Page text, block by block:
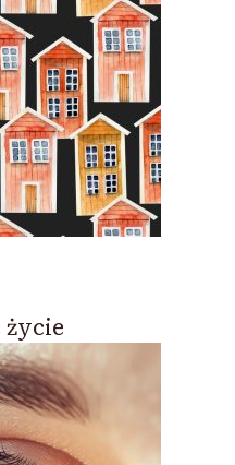
życie